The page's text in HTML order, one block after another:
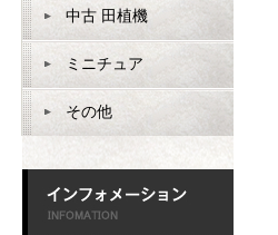
中古 田植機
ミニチュア
その他